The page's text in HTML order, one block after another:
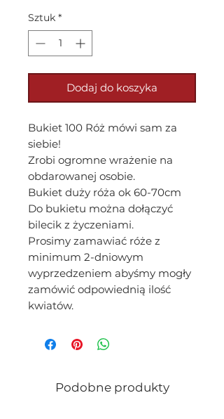
Sztuk *
Dodaj do koszyka
Bukiet 100 Róż mówi sam za
siebie!
Zrobi ogromne wrażenie na
obdarowanej osobie.
Bukiet duży róża ok 60-70cm
Do bukietu można dołączyć
bilecik z życzeniami.
Prosimy zamawiać róże z
minimum 2-dniowym
wyprzedzeniem abyśmy mogły
zamówić odpowiednią ilość
kwiatów.
Podobne produkty